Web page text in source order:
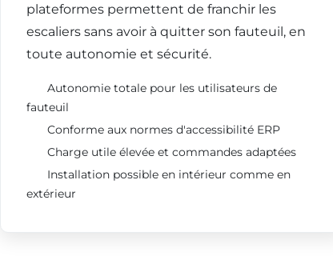
plateformes permettent de franchir les
escaliers sans avoir à quitter son fauteuil, en
toute autonomie et sécurité.
Autonomie totale pour les utilisateurs de
fauteuil
Conforme aux normes d'accessibilité ERP
Charge utile élevée et commandes adaptées
Installation possible en intérieur comme en
extérieur